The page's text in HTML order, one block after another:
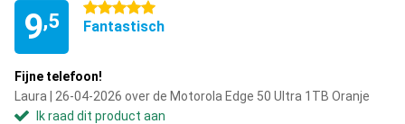
9,5
5 sterren
Fantastisch
Fijne telefoon!
Laura | 26-04-2026 over de Motorola Edge 50 Ultra 1TB Oranje
Ik raad dit product aan